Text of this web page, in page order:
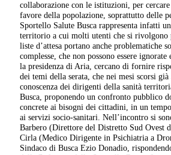
collaborazione con le istituzioni, per
favore della popolazione, soprattutto delle
Sportello Salute Busca rappresenta infatti
territorio a cui molti utenti che si rivolgono
liste d’attesa portano anche problematiche
complesse, che non possono essere
la presidenza di Aria, cercano di fornire
dei temi della serata, che nei mesi scorsi
conoscenza dei dirigenti della sanità
Busca, proponendo un confronto pubblico
concrete ai bisogni dei cittadini, in un
ai servizi socio-sanitari. Nell’incontro si
Barbero (Direttore del Distretto Sud Ovest
Cirla (Medico Dirigente in Psichiatria a
Sindaco di Busca Ezio Donadio,